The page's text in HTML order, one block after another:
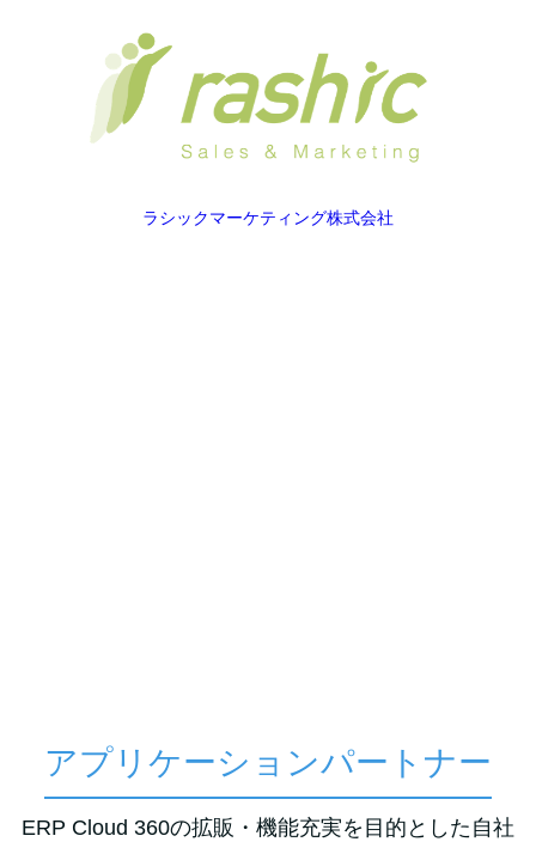
ラシックマーケティング株式会社
アプリケーションパートナー
ERP Cloud 360の拡販・機能充実を目的とした自社